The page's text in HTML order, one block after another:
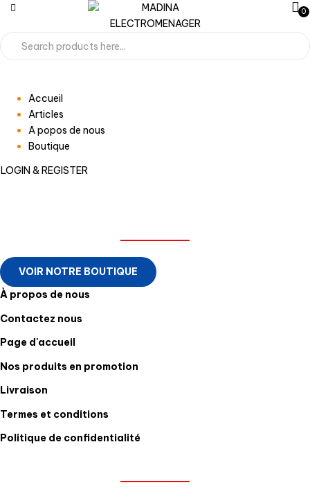
0
Accueil
Articles
A popos de nous
Boutique
LOGIN & REGISTER
VOIR NOTRE BOUTIQUE
À propos de nous
Contactez nous
Page d'accueil
Nos produits en promotion
Livraison
Termes et conditions
Politique de confidentialité